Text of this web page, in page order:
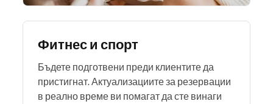
Фитнес и спорт
Бъдете подготвени преди клиентите да
пристигнат. Актуализациите за резервации
в реално време ви помагат да сте винаги